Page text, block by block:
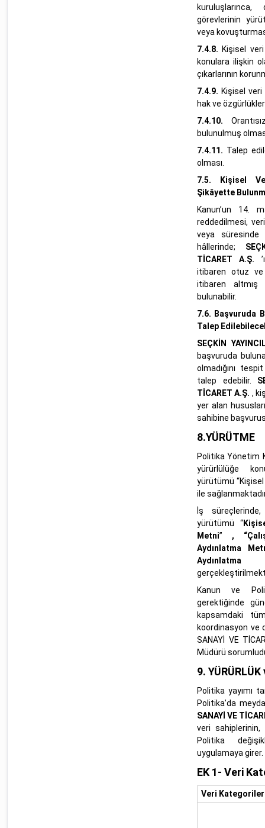
görevlerinin
veya
7.4.8. Kişisel
konulara ilişkin
çıkarlarının
7.4.9. Kişisel
hak ve
7.4.10.
bulunulmuş
7.4.11. Talep
olması.
7.5. Kişisel
Şikâyette
Kanun’un 14.
reddedilmesi,
veya süresinde
hâllerinde;
TİCARET A.Ş.
itibaren otuz
itibaren altmış
bulunabilir.
7.6. Başvuruda
Talep
SEÇKİN
başvuruda
olmadığını
talep edebilir.
TİCARET A.Ş. ,
yer alan
sahibine
8.YÜRÜTME
Politika Yönetim
yürürlülüğe
yürütümü “Kişisel
ile
İş
yürütümü “
Metni” ,
Aydınlatma
Kanun ve
gerektiğinde
kapsamdaki
koordinasyon ve
SANAYİ VE
Müdürü
9.
Politika yayımı
Politika’da
SANAYİ VE
veri
Politika
uygulamaya girer.
EK 1- Veri
Veri